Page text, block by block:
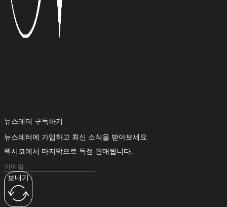
뉴스레터 구독하기
뉴스레터에 가입하고 최신 소식을 받아보세요.
멕시코에서 마지막으로 독점 판매됩니다.
보내기